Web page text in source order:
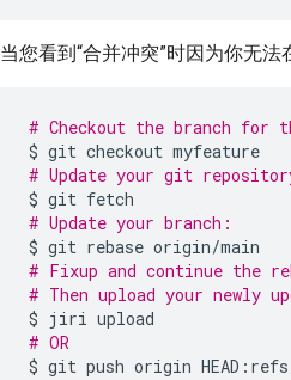
当您看到“合并冲突”时因为你无法
# Checkout the branch for
$ git checkout
# Update your git
$ git
# Update your branch:
$ git rebase
# Fixup and continue the
# Then upload your newly
$ jiri
# OR
$ git push origin